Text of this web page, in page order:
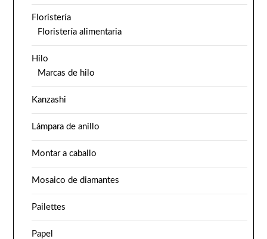
Floristería
Floristería alimentaria
Hilo
Marcas de hilo
Kanzashi
Lámpara de anillo
Montar a caballo
Mosaico de diamantes
Pailettes
Papel